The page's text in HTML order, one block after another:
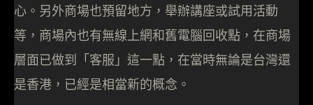
心。另外商場也預留地方，舉辦講座或試用活動
等，商場內也有無線上網和舊電腦回收點，在商場
層面已做到「客服」這一點，在當時無論是台灣還
是香港，已經是相當新的概念。